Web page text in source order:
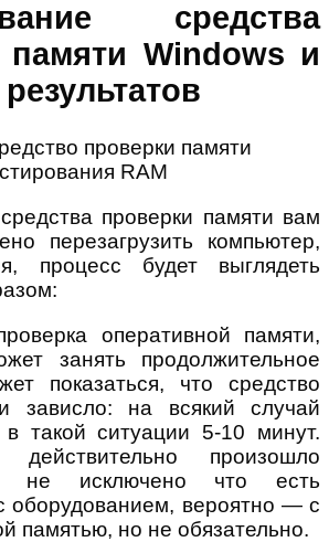
средства
памяти Windows и
проверки памяти вам
перезагрузить компьютер,
процесс будет выглядеть
оперативной памяти,
занять продолжительное
показаться, что средство
зависло: на всякий случай
в такой ситуации 5-10 минут.
произошло
не исключено что есть
оборудованием, вероятно — с
памятью, но не обязательно.